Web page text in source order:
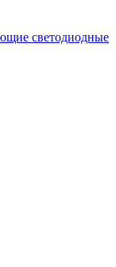
светодиодные